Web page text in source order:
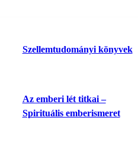
Szellemtudományi könyvek
Az emberi lét titkai –
Spirituális emberismeret